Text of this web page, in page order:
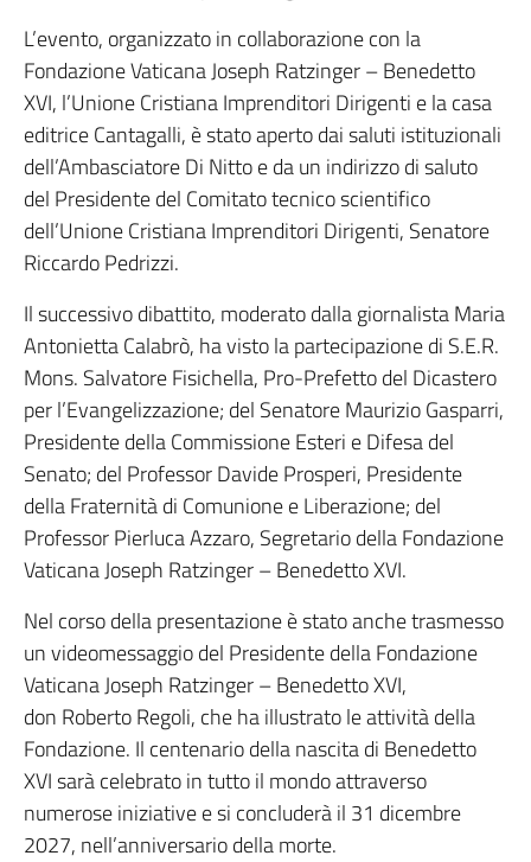
L’evento, organizzato in collaborazione con la
Fondazione Vaticana Joseph Ratzinger – Benedetto
XVI, l’Unione Cristiana Imprenditori Dirigenti e la casa
editrice Cantagalli, è stato aperto dai saluti istituzionali
dell’Ambasciatore Di Nitto e da un indirizzo di saluto
del Presidente del Comitato tecnico scientifico
dell’Unione Cristiana Imprenditori Dirigenti, Senatore
Riccardo Pedrizzi.
Il successivo dibattito, moderato dalla giornalista Maria
Antonietta Calabrò, ha visto la partecipazione di S.E.R.
Mons. Salvatore Fisichella, Pro-Prefetto del Dicastero
per l’Evangelizzazione; del Senatore Maurizio Gasparri,
Presidente della Commissione Esteri e Difesa del
Senato; del Professor Davide Prosperi, Presidente
della Fraternità di Comunione e Liberazione; del
Professor Pierluca Azzaro, Segretario della Fondazione
Vaticana Joseph Ratzinger – Benedetto XVI.
Nel corso della presentazione è stato anche trasmesso
un videomessaggio del Presidente della Fondazione
Vaticana Joseph Ratzinger – Benedetto XVI,
don Roberto Regoli, che ha illustrato le attività della
Fondazione. Il centenario della nascita di Benedetto
XVI sarà celebrato in tutto il mondo attraverso
numerose iniziative e si concluderà il 31 dicembre
2027, nell’anniversario della morte.